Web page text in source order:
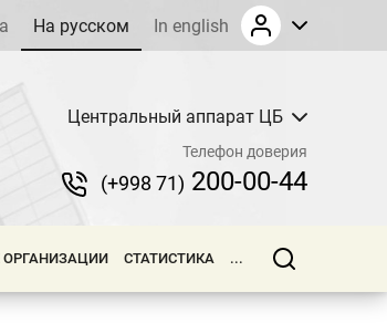
На русском In english
Центральный аппарат ЦБ
Телефон доверия
(+998 71) 200-00-44
ОРГАНИЗАЦИИ СТАТИСТИКА ...